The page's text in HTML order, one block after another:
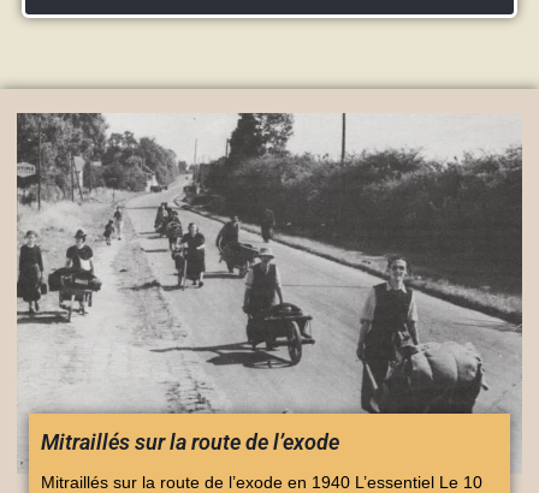
Mitraillés sur la route de l’exode
Mitraillés sur la route de l’exode en 1940 L’essentiel Le 10